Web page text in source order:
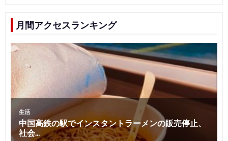
月間アクセスランキング